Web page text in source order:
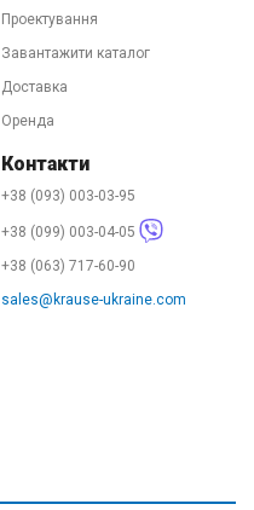
Проектування
Завантажити каталог
Доставка
Оренда
Контакти
+38 (093) 003-03-95
+38 (099) 003-04-05
+38 (063) 717-60-90
sales@krause-ukraine.com